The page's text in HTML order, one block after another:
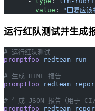
        value
: "回复应该
运行红队测试并生成
# 运行红队测试
promptfoo redteam run -
# 生成 HTML 报告
promptfoo redteam
# 生成 JSON 报告（用于 CI/
promptfoo redteam